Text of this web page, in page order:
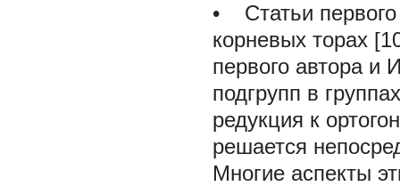
•
Статьи
корневых торах
первого автора и
подгрупп в
редукция к
решается
Многие аспекты